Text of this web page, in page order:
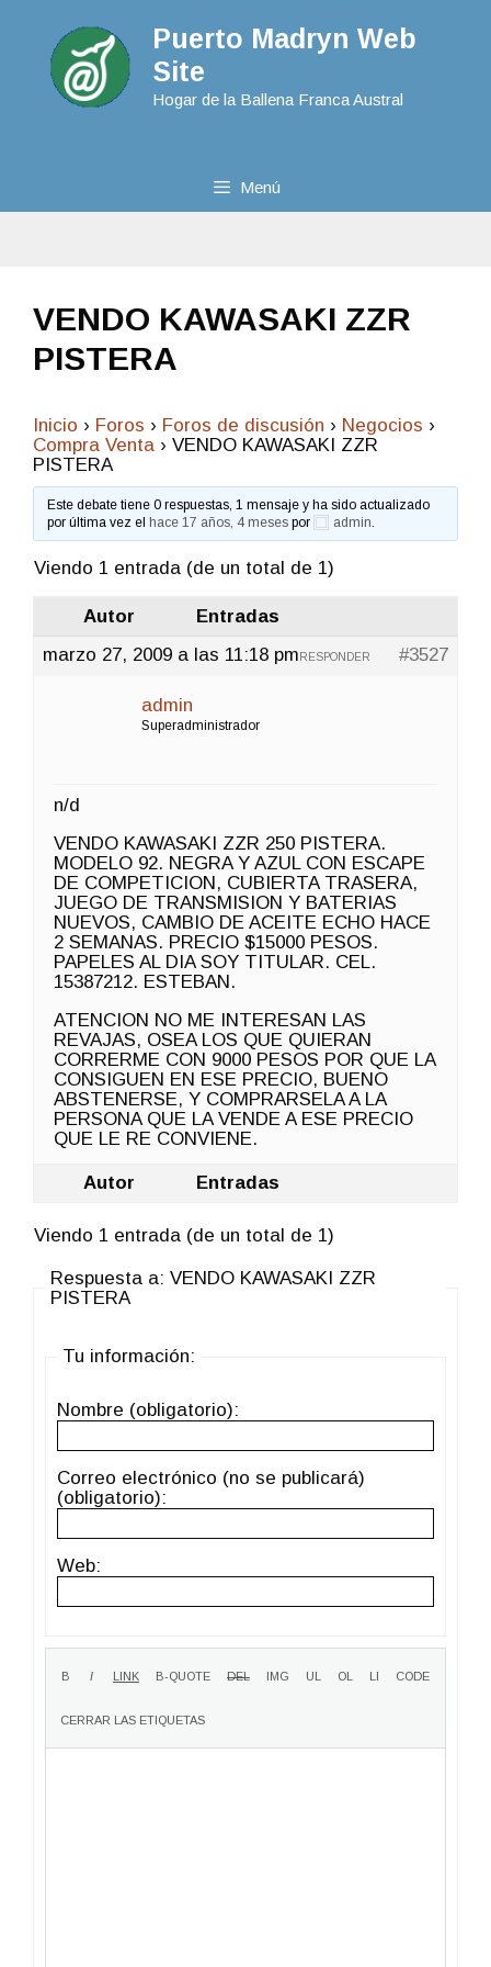
Puerto Madryn Web
Site
Hogar de la Ballena Franca Austral
Menú
VENDO KAWASAKI ZZR
PISTERA
Inicio › Foros › Foros de discusión › Negocios ›
Compra Venta › VENDO KAWASAKI ZZR
PISTERA
Este debate tiene 0 respuestas, 1 mensaje y ha sido actualizado
por última vez elhace 17 años, 4 meses por admin
Viendo 1 entrada (de un total de 1)
Autor
Entradas
marzo 27, 2009 a las 11:18 pm
#3527
RESPONDER
admin
Superadministrador
n/d
VENDO KAWASAKI ZZR 250 PISTERA.
MODELO 92. NEGRA Y AZUL CON ESCAPE
DE COMPETICION, CUBIERTA TRASERA,
JUEGO DE TRANSMISION Y BATERIAS
NUEVOS, CAMBIO DE ACEITE ECHO HACE
2 SEMANAS. PRECIO $15000 PESOS.
PAPELES AL DIA SOY TITULAR. CEL.
15387212. ESTEBAN.
ATENCION NO ME INTERESAN LAS
REVAJAS, OSEA LOS QUE QUIERAN
CORRERME CON 9000 PESOS POR QUE LA
CONSIGUEN EN ESE PRECIO, BUENO
ABSTENERSE, Y COMPRARSELA A LA
PERSONA QUE LA VENDE A ESE PRECIO
QUE LE RE CONVIENE.
Autor Entradas
Viendo 1 entrada (de un total de 1)
Respuesta a: VENDO KAWASAKI ZZR
PISTERA
Tu información:
Nombre (obligatorio):
Correo electrónico (no se publicará)
(obligatorio):
Web: